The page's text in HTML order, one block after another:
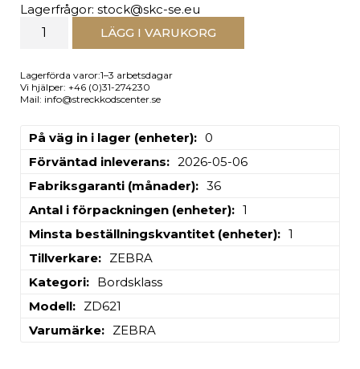
Lagerfrågor: stock@skc-se.eu
LÄGG I VARUKORG
Lagerförda varor:1–3 arbetsdagar
Vi hjälper: +46 (0)31-274230
Mail: info@streckkodscenter.se
På väg in i lager (enheter)
0
Förväntad inleverans
2026-05-06
Fabriksgaranti (månader)
36
Antal i förpackningen (enheter)
1
Minsta beställningskvantitet (enheter)
1
Tillverkare
ZEBRA
Kategori
Bordsklass
Modell
ZD621
Varumärke
ZEBRA